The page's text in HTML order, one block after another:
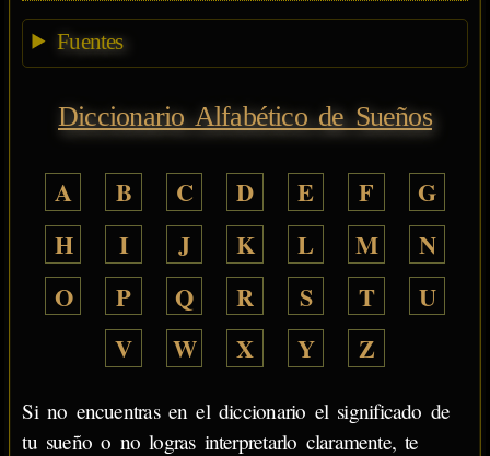
Fuentes
Diccionario Alfabético de Sueños
A B C D E F
G
H
I J K L M
N
O
P Q R S T
U
V
W X Y Z
Si no encuentras en el diccionario el significado de
tu sueño o no logras interpretarlo claramente, te